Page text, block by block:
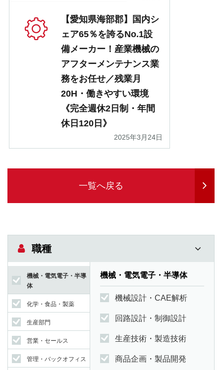
【愛知県海部郡】国内シ
ェア65％を誇るNo.1設
備メーカー！産業機械の
アフターメンテナンス業
務をお任せ／残業月
20H・働きやすい環境
《完全週休2日制・年間
休日120日》
2025年3月24日
一覧へ戻る
職種
機械・電気電子・半導
体
化学・食品・製薬
生産部門
営業・セールス
管理・バックオフィス
機械・電気電子・半導体
機械設計・CAE解析
回路設計・制御設計
生産技術・製造技術
商品企画・製品開発